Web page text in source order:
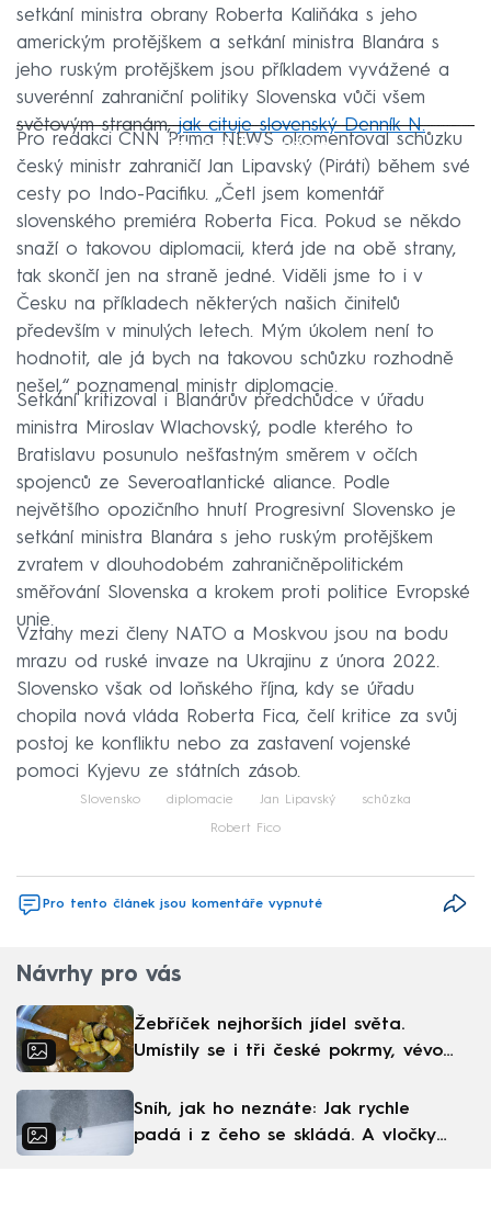
setkání ministra obrany Roberta Kaliňáka s jeho
americkým protějškem a setkání ministra Blanára s
jeho ruským protějškem jsou příkladem vyvážené a
suverénní zahraniční politiky Slovenska vůči všem
světovým stranám,jak cituje slovenský Denník N.
Failed to fetch
Pro redakci CNN Prima NEWS okomentoval schůzku
český ministr zahraničí Jan Lipavský (Piráti) během své
cesty po Indo-Pacifiku. „Četl jsem komentář
slovenského premiéra Roberta Fica. Pokud se někdo
snaží o takovou diplomacii, která jde na obě strany,
tak skončí jen na straně jedné. Viděli jsme to i v
Česku na příkladech některých našich činitelů
především v minulých letech. Mým úkolem není to
hodnotit, ale já bych na takovou schůzku rozhodně
nešel,“ poznamenal ministr diplomacie.
Setkání kritizoval i Blanárův předchůdce v úřadu
ministra Miroslav Wlachovský, podle kterého to
Bratislavu posunulo nešťastným směrem v očích
spojenců ze Severoatlantické aliance. Podle
největšího opozičního hnutí Progresivní Slovensko je
setkání ministra Blanára s jeho ruským protějškem
zvratem v dlouhodobém zahraničněpolitickém
směřování Slovenska a krokem proti politice Evropské
unie.
Vztahy mezi členy NATO a Moskvou jsou na bodu
mrazu od ruské invaze na Ukrajinu z února 2022.
Slovensko však od loňského října, kdy se úřadu
chopila nová vláda Roberta Fica, čelí kritice za svůj
postoj ke konfliktu nebo za zastavení vojenské
pomoci Kyjevu ze státních zásob.
Slovensko diplomacie Jan Lipavský schůzka
Robert Fico
Pro tento článek jsou komentáře vypnuté
Návrhy pro vás
Žebříček nejhorších jídel světa.
Umístily se i tři české pokrmy, vévodí
Sníh, jak ho neznáte: Jak rychle
padá i z čeho se skládá. A vločky